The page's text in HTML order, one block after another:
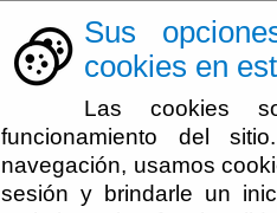
Sus
cookies en
Las cookies
funcionamiento del
navegación, usamos
sesión y brindarle un